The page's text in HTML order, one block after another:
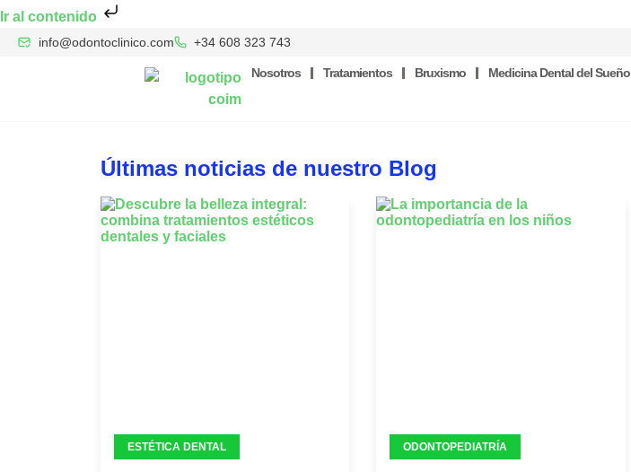
Ir al contenido
info@odontoclinico.com +34 608 323 743
Nosotros Tratamientos Bruxismo Medicina Dental del Sueño
Últimas noticias de nuestro Blog
ESTÉTICA DENTAL ODONTOPEDIATRÍA